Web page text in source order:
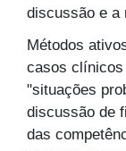
discussão e a
Métodos
casos clínicos
"situações
discussão de
das